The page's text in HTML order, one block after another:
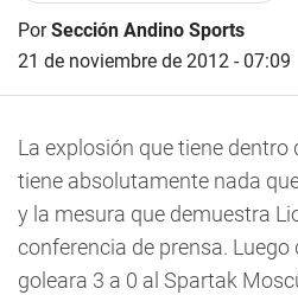
PorSección Andino Sports
21 de noviembre de 2012 - 07:09
La explosión que tiene dentro
tiene absolutamente nada
y la mesura que demuestra
conferencia de prensa. Luego
goleara 3 a 0 al Spartak